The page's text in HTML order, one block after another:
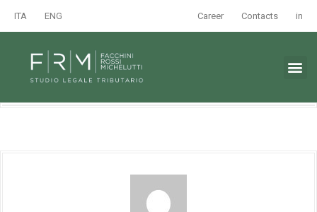
ITA ENG Career Contacts in